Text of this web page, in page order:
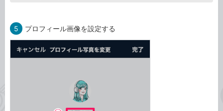
5 プロフィール画像を設定する